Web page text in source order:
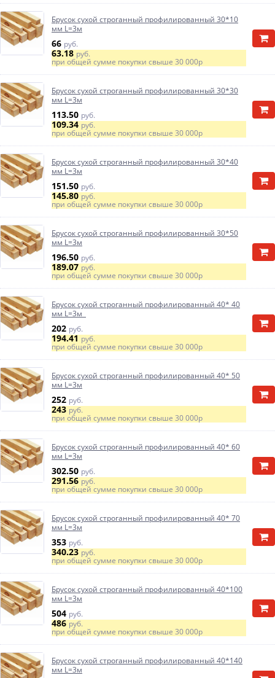
Брусок сухой строганный профилированный 30*10
мм L=3м
66 руб.
63.18руб.
при общей сумме покупки свыше 30 000р
Брусок сухой строганный профилированный 30*30
мм L=3м
113.50 руб.
109.34руб.
при общей сумме покупки свыше 30 000р
Брусок сухой строганный профилированный 30*40
мм L=3м
151.50 руб.
145.80руб.
при общей сумме покупки свыше 30 000р
Брусок сухой строганный профилированный 30*50
мм L=3м
196.50 руб.
189.07руб.
при общей сумме покупки свыше 30 000р
Брусок сухой строганный профилированный 40* 40
мм L=3м
202 руб.
194.41руб.
при общей сумме покупки свыше 30 000р
Брусок сухой строганный профилированный 40* 50
мм L=3м
252 руб.
243руб.
при общей сумме покупки свыше 30 000р
Брусок сухой строганный профилированный 40* 60
мм L=3м
302.50 руб.
291.56руб.
при общей сумме покупки свыше 30 000р
Брусок сухой строганный профилированный 40* 70
мм L=3м
353 руб.
340.23руб.
при общей сумме покупки свыше 30 000р
Брусок сухой строганный профилированный 40*100
мм L=3м
504 руб.
486руб.
при общей сумме покупки свыше 30 000р
Брусок сухой строганный профилированный 40*140
мм L=3м